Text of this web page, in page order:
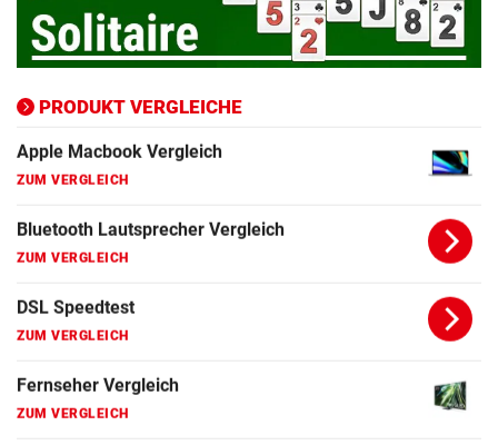
PRODUKT VERGLEICHE
Amazon-Kindle Vergleich
ZUM VERGLEICH
Apple-iPad Vergleich
ZUM VERGLEICH
Apple-iPhone Vergleich
ZUM VERGLEICH
Apple Macbook Vergleich
ZUM VERGLEICH